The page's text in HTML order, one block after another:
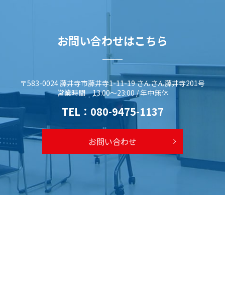
お問い合わせはこちら
〒583-0024 藤井寺市藤井寺1-11-19 さんさん藤井寺201号
営業時間 13:00～23:00 / 年中無休
TEL： 080-9475-1137
お問い合わせ